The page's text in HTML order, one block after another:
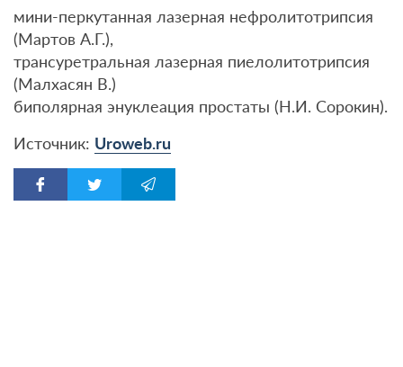
мини-перкутанная лазерная нефролитотрипсия
(Мартов А.Г.),
трансуретральная лазерная пиелолитотрипсия
(Малхасян В.)
биполярная энуклеация простаты (Н.И. Сорокин).
Источник: Uroweb.ru